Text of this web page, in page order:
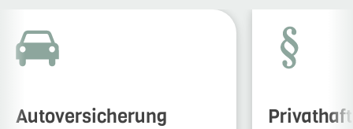
Autoversicherung